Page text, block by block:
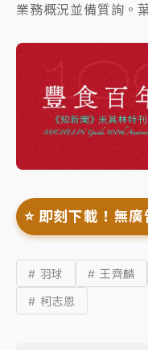
業務概況並備質詢。
⭐️ 即刻下載！無
# 羽球 # 王齊麟
# 柯志恩